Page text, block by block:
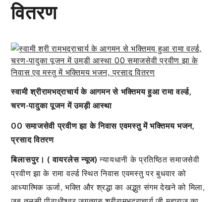
वितरण
स्वामी श्रीरामभद्राचार्य के आगमन से भक्तिमय हुआ रामा वर्ल्ड,
चरण-पादुका पूजन में उमड़ी आस्था
00 समाजसेवी प्रवीण झा के निवास एवमस्तु में भक्तिमय भजन,
प्रसाद वितरण
बिलासपुर। ( वायरलेस न्यूज) न्यायधानी के प्रतिष्ठित समाजसेवी
प्रवीण झा के रामा वर्ल्ड स्थित निवास एवमस्तु पर बुधवार को
आध्यात्मिक ऊर्जा, भक्ति और श्रद्धा का अद्भुत संगम देखने को मिला,